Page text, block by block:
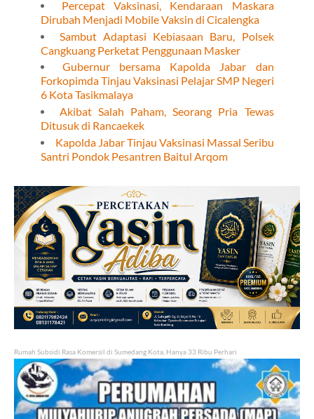
Percepat Vaksinasi, Kendaraan Maskara
Dirubah Menjadi Mobile Vaksin di Cicalengka
Sambut Adaptasi Kebiasaan Baru, Polsek
Cangkuang Perketat Penggunaan Masker
Gubernur bersama Kapolda Jabar dan
Forkopimda Tinjau Vaksinasi Pelajar SMP Negeri
6 Kota Tasikmalaya
Akibat Salah Paham, Seorang Pria Tewas
Ditusuk di Rancaekek
Kapolda Jabar Tinjau Vaksinasi Massal Seribu
Santri Pondok Pesantren Baitul Arqom
Rumah Subsidi Rasa Komersil di Sumedang Kota, Hanya 33 Ribu Perhari